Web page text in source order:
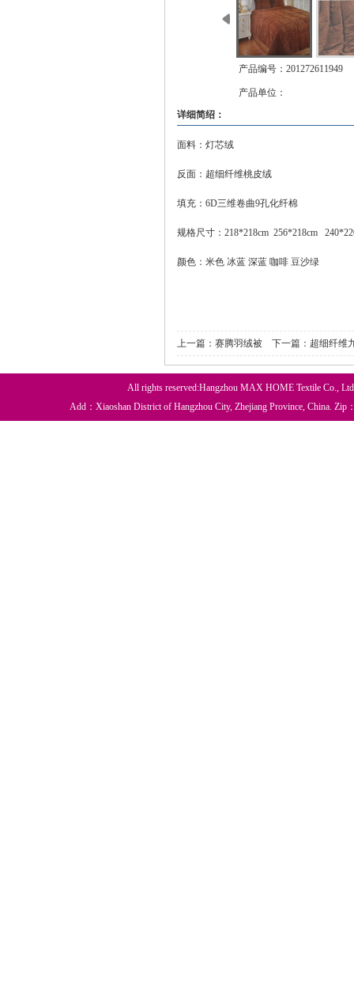
产品编号：201272611949
产品单位：
详细简绍：
面料：灯芯绒
反面：超细纤维桃皮绒
填充：6D三维卷曲9孔化纤棉
规格尺寸：218*218cm 256*218cm
颜色：米色 冰蓝 深蓝 咖啡 豆沙绿
上一篇： 赛腾羽绒被 下一篇： 超细纤维
All rights reserved:Hangzhou MAX HOME Textile Co.,
Add：Xiaoshan District of Hangzhou City, Zhejiang Province, China. Zip